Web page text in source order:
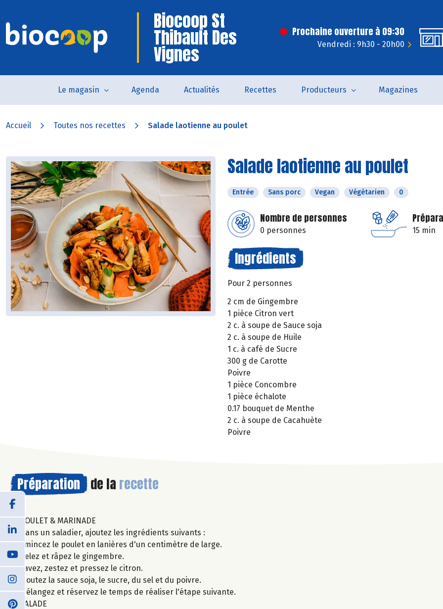
Biocoop St
Thibault Des
Vignes
Prochaine ouverture à 09:30
Vendredi : 9h30 - 20h00
Le magasin Agenda Actualités Recettes Producteurs Magazines
Accueil Toutes nos recettes Salade laotienne au poulet
Salade laotienne au poulet
Entrée Sans porc Vegan Végétarien 0
Nombre de personnes
0 personnes 15 min
Ingrédients
Pour 2 personnes
2 cm de Gingembre
1 pièce Citron vert
2 c. à soupe de Sauce soja
2 c. à soupe de Huile
1 c. à café de Sucre
300 g de Carotte
Poivre
1 pièce Concombre
1 pièce échalote
0.17 bouquet de Menthe
2 c. à soupe de Cacahuète
Poivre
Préparation de la recette
POULET & MARINADE
Dans un saladier, ajoutez les ingrédients suivants :
Émincez le poulet en lanières d'un centimètre de large.
Pelez et râpez le gingembre.
Lavez, zestez et pressez le citron.
Ajoutez la sauce soja, le sucre, du sel et du poivre.
Mélangez et réservez le temps de réaliser l'étape suivante.
SALADE